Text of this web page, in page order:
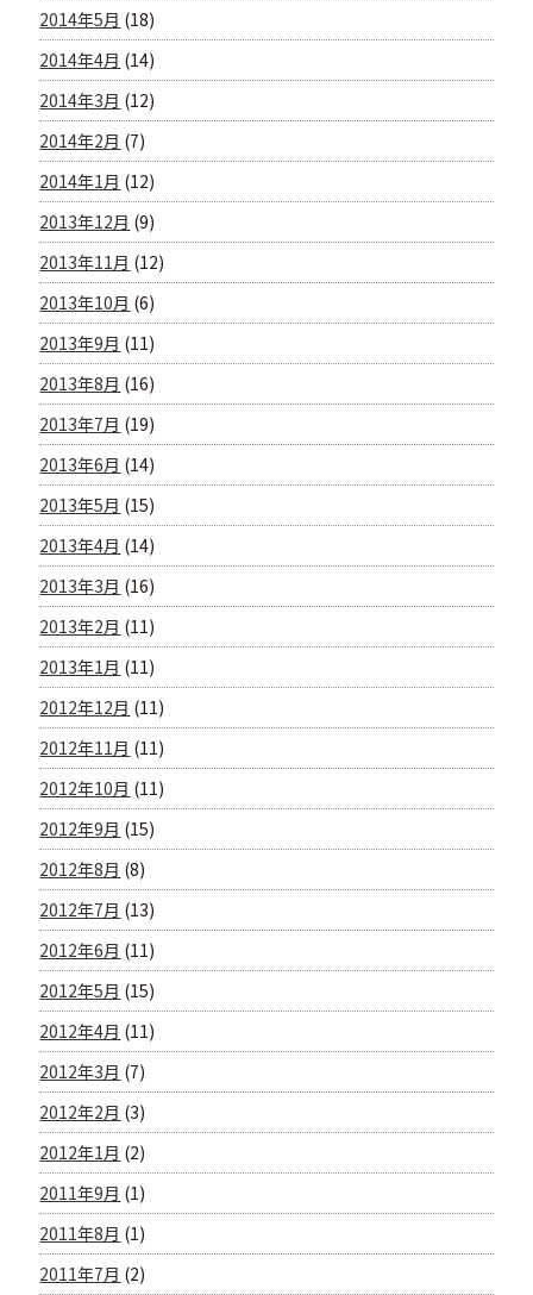
2014年5月 (18)
2014年4月 (14)
2014年3月 (12)
2014年2月 (7)
2014年1月 (12)
2013年12月 (9)
2013年11月 (12)
2013年10月 (6)
2013年9月 (11)
2013年8月 (16)
2013年7月 (19)
2013年6月 (14)
2013年5月 (15)
2013年4月 (14)
2013年3月 (16)
2013年2月 (11)
2013年1月 (11)
2012年12月 (11)
2012年11月 (11)
2012年10月 (11)
2012年9月 (15)
2012年8月 (8)
2012年7月 (13)
2012年6月 (11)
2012年5月 (15)
2012年4月 (11)
2012年3月 (7)
2012年2月 (3)
2012年1月 (2)
2011年9月 (1)
2011年8月 (1)
2011年7月 (2)